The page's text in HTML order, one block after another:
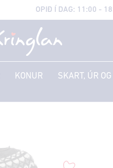
OPIÐ Í DAG: 11:00 -
KONUR SKART, ÚR